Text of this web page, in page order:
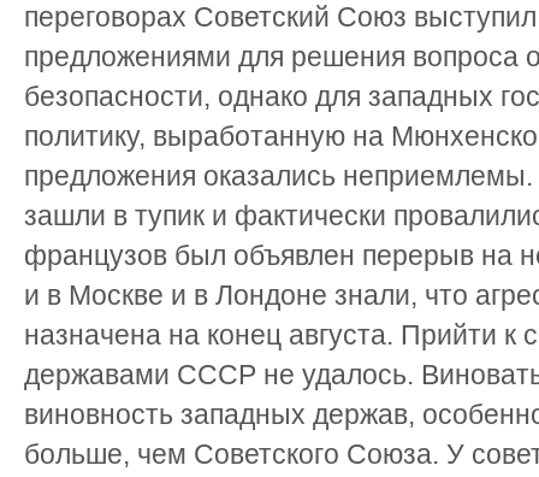
переговорах Советский Союз
предложениями для решения вопроса
безопасности, однако для западных
политику, выработанную на
предложения оказались неприемлемы.
зашли в тупик и фактически
французов был объявлен перерыв на
и в Москве и в Лондоне знали, что
назначена на конец августа. Прийти
державами СССР не удалось.
виновность западных держав,
больше, чем Советского Союза. У